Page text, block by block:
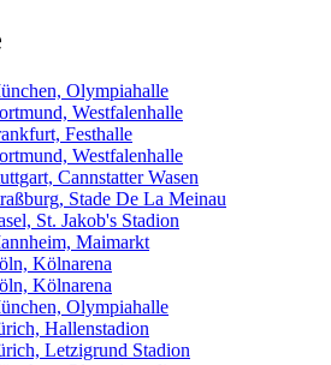
Olympiahalle
Westfalenhalle
Festhalle
Westfalenhalle
Cannstatter Wasen
Stade De La Meinau
St. Jakob's Stadion
Maimarkt
Kölnarena
Kölnarena
Olympiahalle
Hallenstadion
Letzigrund Stadion